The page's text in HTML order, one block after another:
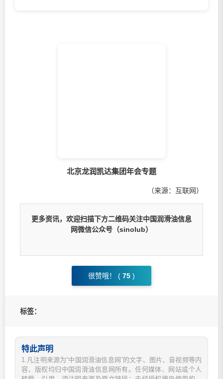
北京龙润凯达集团年会专题
（来源：互联网）
更多资讯，欢迎扫描下方二维码关注中国润滑油信息
网微信公众号（sinolub）
很赞哦！ ( 75 )
标签：
特此声明
1.凡注明来源为“中国润滑油信息网”的文字、图片、音视频等内
容，版权均归中国润滑油信息网所有。任何媒体、网站或个人